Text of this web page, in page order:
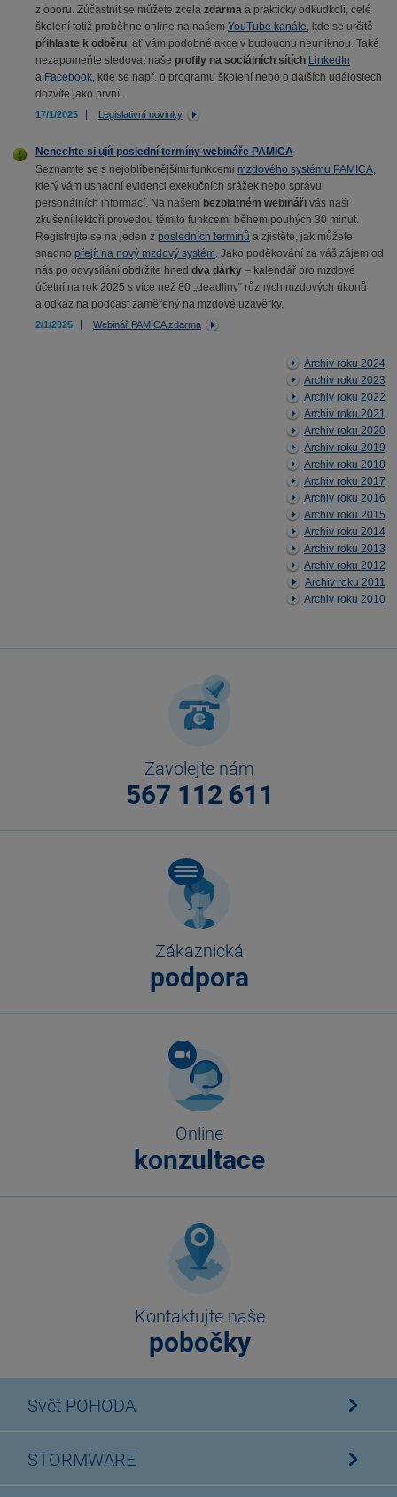
z oboru. Zúčastnit se můžete zcela zdarma a prakticky odkudkoli, celé
školení totiž proběhne online na našem YouTube kanále, kde se určitě
přihlaste k odběru, ať vám podobné akce v budoucnu neuniknou. Také
nezapomeňte sledovat naše profily na sociálních sítích LinkedIn
a Facebook, kde se např. o programu školení nebo o dalších událostech
dozvíte jako první.
17/1/2025 Legislativní novinky
Nenechte si ujít poslední termíny webináře PAMICA
Seznamte se s nejoblíbenějšími funkcemi mzdového systému PAMICA,
který vám usnadní evidenci exekučních srážek nebo správu
personálních informací. Na našem bezplatném webináři vás naši
zkušení lektoři provedou těmito funkcemi během pouhých 30 minut.
Registrujte se na jeden z posledních termínů a zjistěte, jak můžete
snadno přejít na nový mzdový systém. Jako poděkování za váš zájem od
nás po odvysílání obdržíte hned dva dárky – kalendář pro mzdové
účetní na rok 2025 s více než 80 „deadliny“ různých mzdových úkonů
a odkaz na podcast zaměřený na mzdové uzávěrky.
2/1/2025 Webinář PAMICA zdarma
Archiv roku 2024
Archiv roku 2023
Archiv roku 2022
Archiv roku 2021
Archiv roku 2020
Archiv roku 2019
Archiv roku 2018
Archiv roku 2017
Archiv roku 2016
Archiv roku 2015
Archiv roku 2014
Archiv roku 2013
Archiv roku 2012
Archiv roku 2011
Archiv roku 2010
Zavolejte nám
567 112 611
Zákaznická
podpora
Online
konzultace
Kontaktujte naše
pobočky
Svět POHODA
STORMWARE